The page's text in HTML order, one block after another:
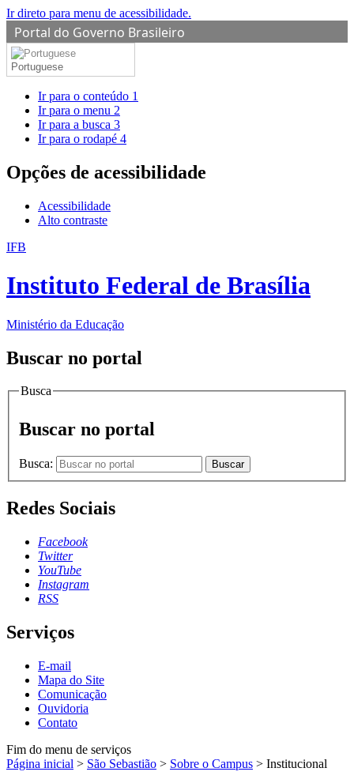
Ir direto para menu de acessibilidade.
Portal do Governo Brasileiro
Portuguese
Ir para o conteúdo 1
Ir para o menu 2
Ir para a busca 3
Ir para o rodapé 4
Opções de acessibilidade
Acessibilidade
Alto contraste
IFB
Instituto Federal de Brasília
Ministério da Educação
Buscar no portal
Busca
Buscar no portal
Busca: Buscar
Redes Sociais
Facebook
Twitter
YouTube
Instagram
RSS
Serviços
E-mail
Mapa do Site
Comunicação
Ouvidoria
Contato
Fim do menu de serviços
Página inicial > São Sebastião > Sobre o Campus > Institucional